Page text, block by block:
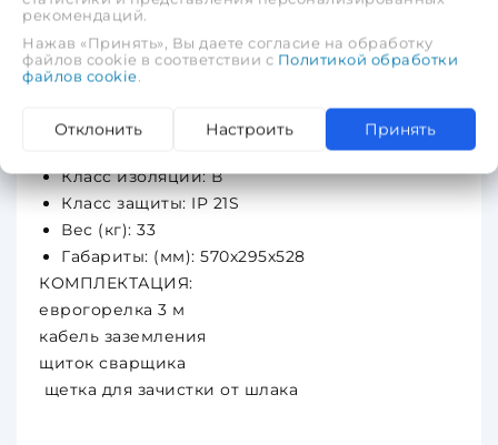
Регулировка скорости подачи проволоки:
ручная
Загрузка проволоки: боковая
Ёмкость катушки для сварочной проволоки,
Класс изоляции: В
Класс защиты: IP 21S
Вес (кг): 33
Габариты: (мм): 570х295х528
КОМПЛЕКТАЦИЯ:
еврогорелка 3 м
кабель заземления
щиток сварщика
щетка для зачистки от шлака
рекомендаций.
Нажав «Принять», Вы даете согласие на обработку
файлов cookie в соответствии с Политикой обработки
файлов cookie
Отклонить Настроить Принять